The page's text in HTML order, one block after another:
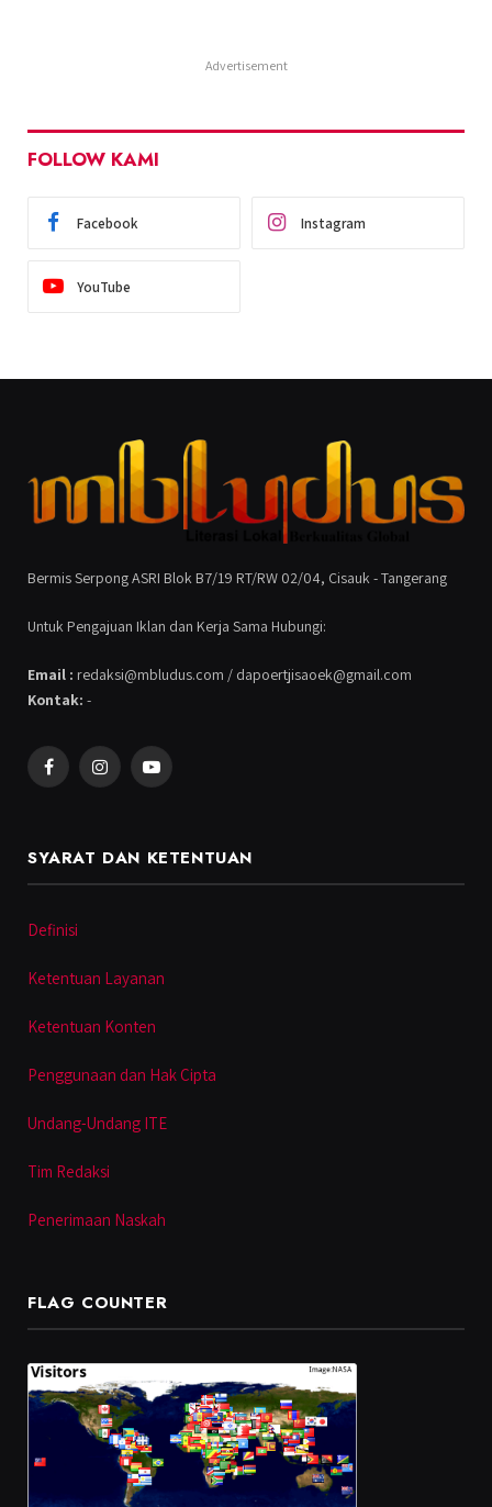
Advertisement
FOLLOW KAMI
Facebook Instagram
YouTube
Bermis Serpong ASRI Blok B7/19 RT/RW 02/04, Cisauk - Tangerang
Untuk Pengajuan Iklan dan Kerja Sama Hubungi:
Email : redaksi@mbludus.com / dapoertjisaoek@gmail.com
Kontak: -
FacebookInstagramYouTube
SYARAT DAN KETENTUAN
Definisi
Ketentuan Layanan
Ketentuan Konten
Penggunaan dan Hak Cipta
Undang-Undang ITE
Tim Redaksi
Penerimaan Naskah
FLAG COUNTER